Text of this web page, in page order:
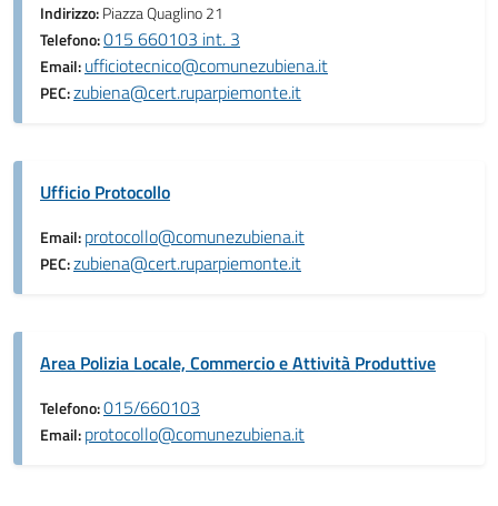
Indirizzo:Piazza Quaglino 21
Telefono:015 660103 int. 3
Email:ufficiotecnico@comunezubiena.it
PEC:zubiena@cert.ruparpiemonte.it
Ufficio Protocollo
Email:protocollo@comunezubiena.it
PEC:zubiena@cert.ruparpiemonte.it
Area Polizia Locale, Commercio e Attività Produttive
Telefono:015/660103
Email:protocollo@comunezubiena.it